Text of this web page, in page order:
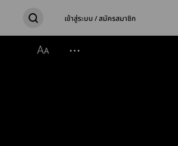
เข้าสู่ระบบ / สมัครสมาชิก